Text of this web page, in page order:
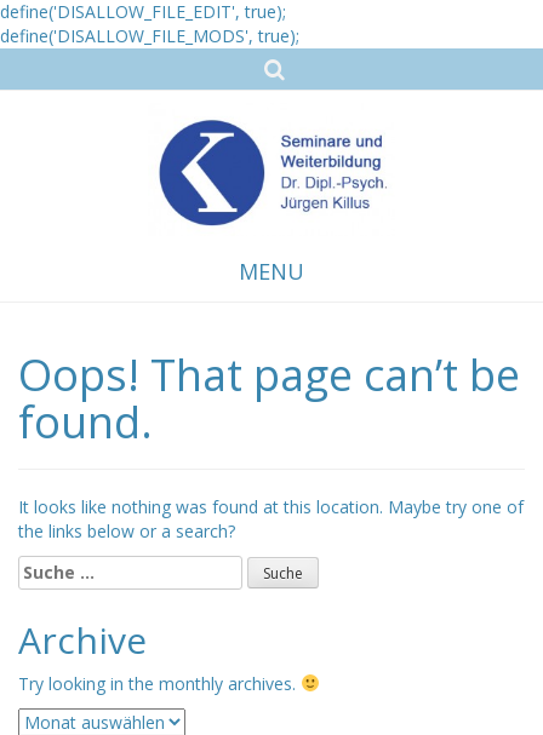
define('DISALLOW_FILE_EDIT', true);
define('DISALLOW_FILE_MODS', true);
MENU
to
content
Oops! That page can’t be
found.
It looks like nothing was found at this location. Maybe try one of
the links below or a search?
Suche
nach:
Archive
Try looking in the monthly archives.
Archive